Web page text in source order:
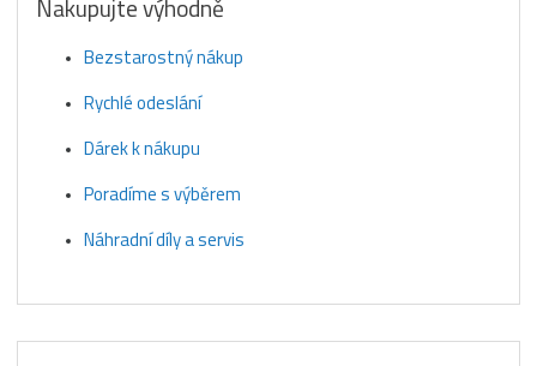
Nakupujte výhodně
Bezstarostný nákup
Rychlé odeslání
Dárek k nákupu
Poradíme s výběrem
Náhradní díly a servis